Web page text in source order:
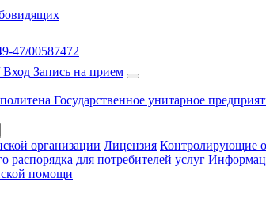
47/00587472
Вход Запись на прием
Государственное унитарное
организации Лицензия Контролирующие
распорядка для потребителей услуг
помощи